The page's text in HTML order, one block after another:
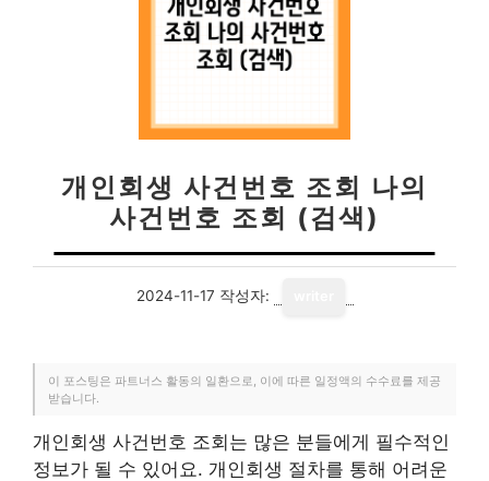
개인회생 사건번호 조회 나의
사건번호 조회 (검색)
2024-11-17 작성자:
이 포스팅은 파트너스 활동의 일환으로, 이에 따른 일정액의 수수료를 제공
받습니다.
개인회생 사건번호 조회는 많은 분들에게 필수적인
정보가 될 수 있어요. 개인회생 절차를 통해 어려운